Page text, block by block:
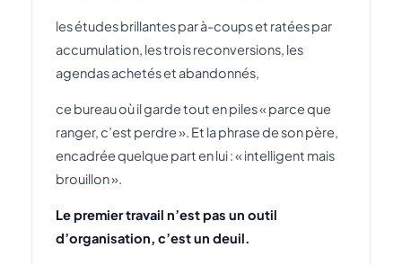
les études brillantes par à-coups et ratées par
accumulation, les trois reconversions, les
agendas achetés et abandonnés,
ce bureau où il garde tout en piles « parce que
ranger, c’est perdre ». Et la phrase de son père,
encadrée quelque part en lui : « intelligent mais
brouillon ».
Le premier travail n’est pas un outil
d’organisation, c’est un deuil.